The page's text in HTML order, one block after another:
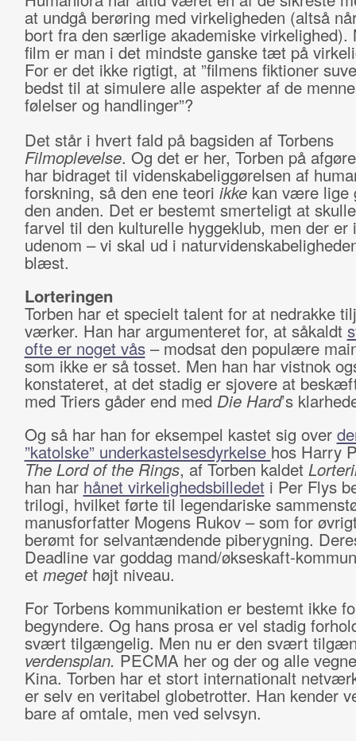
at undgå berøring med virkeligheden (altså
bort fra den særlige akademiske virkelighed).
film er man i det mindste ganske tæt på
For er det ikke rigtigt, at ”filmens fiktioner
bedst til at simulere alle aspekter af de
følelser og handlinger”?
Det står i hvert fald på bagsiden af Torbens
Filmoplevelse. Og det er her, Torben på
har bidraget til videnskabeliggørelsen af
forskning, så den ene teori ikkekan være lige
den anden. Det er bestemt smerteligt at
farvel til den kulturelle hyggeklub, men der er
udenom – vi skal ud i
blæst.
Lorteringen
Torben har et specielt talent for at nedrakke
værker. Han har argumenteret for, at såkaldt
ofte er noget vås– modsat den populære
som ikke er så tosset. Men han har vistnok
konstateret, at det stadig er sjovere at
med Triers gåder end med Die Hard’s
Og så har han for eksempel kastet sig over
”katolske” underkastelsesdyrkelse hos Harry
The Lord of the Rings, af Torben kaldet
han har hånet virkelighedsbilledeti Per Flys
trilogi, hvilket førte til legendariske
manusforfatter Mogens Rukov – som for
berømt for selvantændende piberygning.
Deadline var goddag mand/økseskaft-
et megethøjt niveau.
For Torbens kommunikation er bestemt ikke
begyndere. Og hans prosa er vel stadig
svært tilgængelig. Men nu er den svært
verdensplan.PECMA her og der og alle
Kina. Torben har et stort internationalt
er selv en veritabel globetrotter. Han kender
bare af omtale, men ved selvsyn.